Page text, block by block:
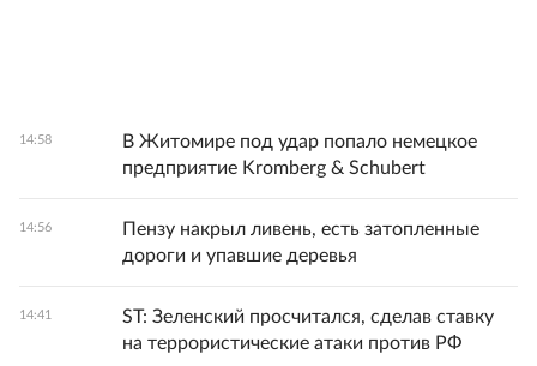
14:58
В Житомире под удар попало немецкое
предприятие Kromberg & Schubert
14:56
Пензу накрыл ливень, есть затопленные
дороги и упавшие деревья
14:41
ST: Зеленский просчитался, сделав ставку
на террористические атаки против РФ